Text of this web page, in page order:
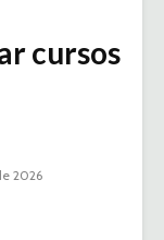
cursos
2026